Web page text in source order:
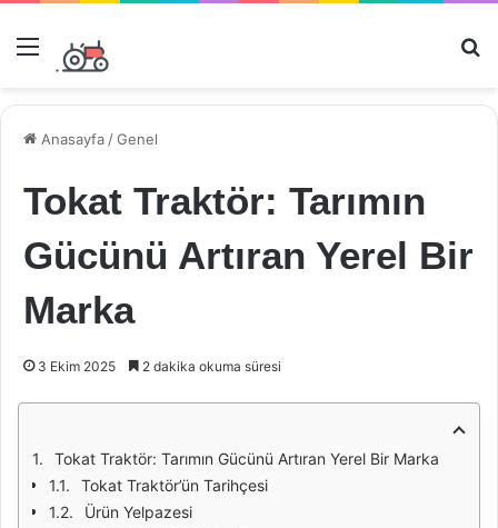
Menü
Anasayfa /Genel
Tokat Traktör: Tarımın
Gücünü Artıran Yerel Bir
Marka
3 Ekim 2025 2 dakika okuma süresi
Tokat Traktör: Tarımın Gücünü Artıran Yerel Bir Marka
Tokat Traktör’ün Tarihçesi
Ürün Yelpazesi